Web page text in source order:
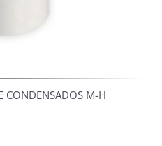
CONDENSADOS M-H